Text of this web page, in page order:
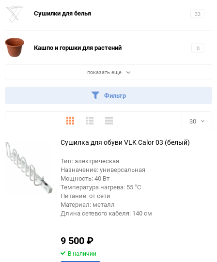
33
Сушилки для белья
0
Кашпо и горшки для растений
показать еще
Фильтр
ПлиткаПодробноКомпактно 30
30
Сушилка для обуви VLK Calor 03 (белый)
Тип: электрическая
Назначение: универсальная
Мощность: 40 Вт
Температура нагрева: 55 °C
Питание: от сети
Материал: металл
Длина сетевого кабеля: 140 см
9 500₽
В наличии